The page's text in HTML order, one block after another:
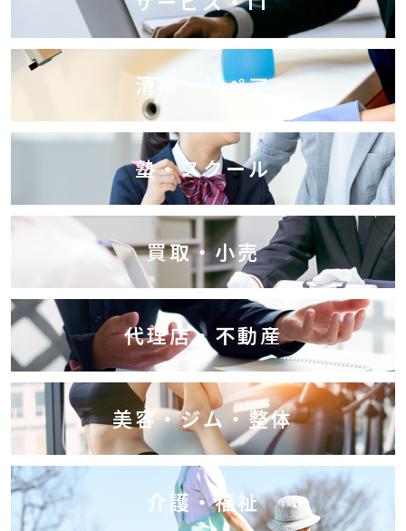
清掃・リペア
塾・スクール
買取・小売
代理店・不動産
美容・ジム・整体
介護・福祉